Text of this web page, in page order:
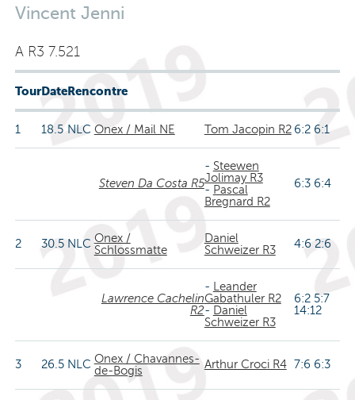
Vincent Jenni
A R3 7.521
TourDateRencontre
1 18.5 NLC Onex / Mail NE Tom Jacopin R2 6:2 6:1
Steven Da Costa R5
- Steewen
Jolimay R3
- Pascal
Bregnard R2
6:3 6:4
2 30.5 NLCOnex /
Schlossmatte
Daniel
Schweizer R3
4:6 2:6
Lawrence Cachelin
R2
-
Leander
Gabathuler R2
- Daniel
Schweizer R3
6:2 5:7
14:12
3 26.5 NLCOnex / Chavannes-
de-Bogis
Arthur Croci R4 7:6 6:3